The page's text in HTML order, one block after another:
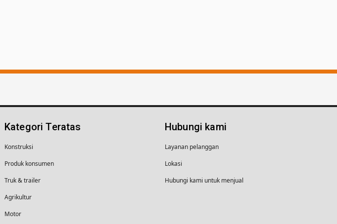
Kategori Teratas
Konstruksi
Produk konsumen
Truk & trailer
Agrikultur
Motor
Hubungi kami
Layanan pelanggan
Lokasi
Hubungi kami untuk menjual